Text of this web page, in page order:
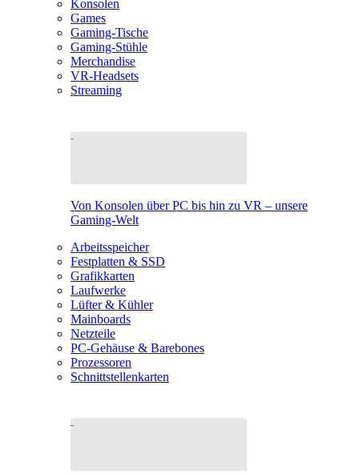
Konsolen
Games
Gaming-Tische
Gaming-Stühle
Merchandise
VR-Headsets
Streaming
Von Konsolen über PC bis hin zu VR – unsere
Gaming-Welt
Arbeitsspeicher
Festplatten & SSD
Grafikkarten
Laufwerke
Lüfter & Kühler
Mainboards
Netzteile
PC-Gehäuse & Barebones
Prozessoren
Schnittstellenkarten